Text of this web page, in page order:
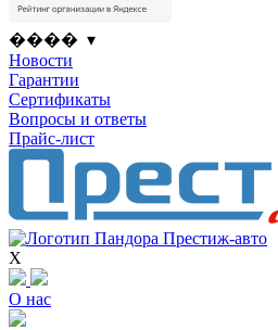
���� ▾
Новости
Гарантии
Сертификаты
Вопросы и ответы
Прайс-лист
X
О нас